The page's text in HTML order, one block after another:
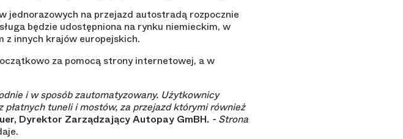
na przejazd autostradą rozpocznie
będzie udostępniona na rynku niemieckim, w
z innych krajów europejskich.
za pomocą strony internetowej, a w
i w sposób zautomatyzowany. Użytkownicy
tuneli i mostów, za przejazd którymi również
Dyrektor Zarządzający Autopay GmBH. - Strona